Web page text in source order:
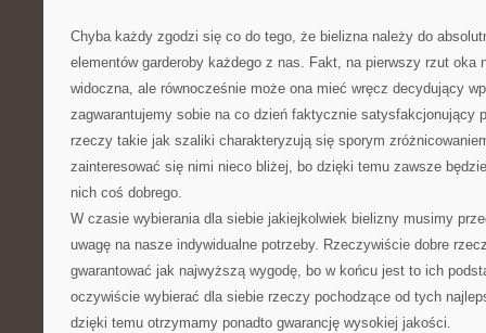
Chyba każdy zgodzi się co do tego, że bielizna należy do
elementów garderoby każdego z nas. Fakt, na pierwszy rzut oka
widoczna, ale równocześnie może ona mieć wręcz decydujący
zagwarantujemy sobie na co dzień faktycznie satysfakcjonujący
rzeczy takie jak szaliki charakteryzują się sporym
zainteresować się nimi nieco bliżej, bo dzięki temu zawsze
nich coś dobrego.
W czasie wybierania dla siebie jakiejkolwiek bielizny musimy
uwagę na nasze indywidualne potrzeby. Rzeczywiście dobre
gwarantować jak najwyższą wygodę, bo w końcu jest to ich
oczywiście wybierać dla siebie rzeczy pochodzące od tych
dzięki temu otrzymamy ponadto gwarancję wysokiej jakości.